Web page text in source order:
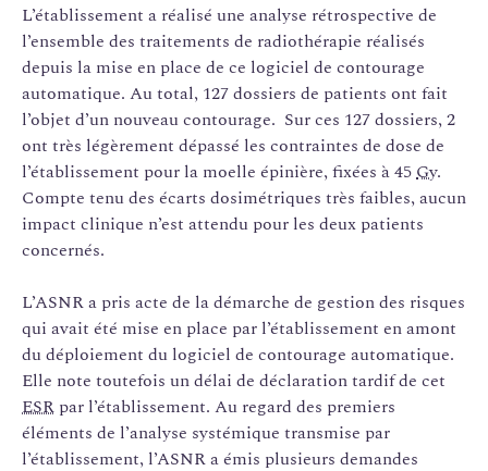
L’établissement a réalisé une analyse rétrospective de
l’ensemble des traitements de radiothérapie réalisés
depuis la mise en place de ce logiciel de contourage
automatique. Au total, 127 dossiers de patients ont fait
l’objet d’un nouveau contourage. Sur ces 127 dossiers, 2
ont très légèrement dépassé les contraintes de dose de
l’établissement pour la moelle épinière, fixées à 45Gy.
Compte tenu des écarts dosimétriques très faibles, aucun
impact clinique n’est attendu pour les deux patients
concernés.
L’ASNR a pris acte de la démarche de gestion des risques
qui avait été mise en place par l’établissement en amont
du déploiement du logiciel de contourage automatique.
Elle note toutefois un délai de déclaration tardif de cet
ESR par l’établissement. Au regard des premiers
éléments de l’analyse systémique transmise par
l’établissement, l’ASNR a émis plusieurs demandes